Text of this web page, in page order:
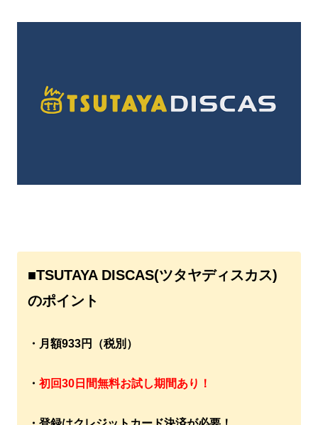
■TSUTAYA DISCAS(ツタヤディスカス)
のポイント
・月額933円（税別）
・ 初回30日間無料お試し期間あり！